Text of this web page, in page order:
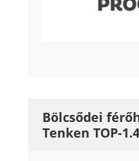
Bölcsődei
Tenken TOP-